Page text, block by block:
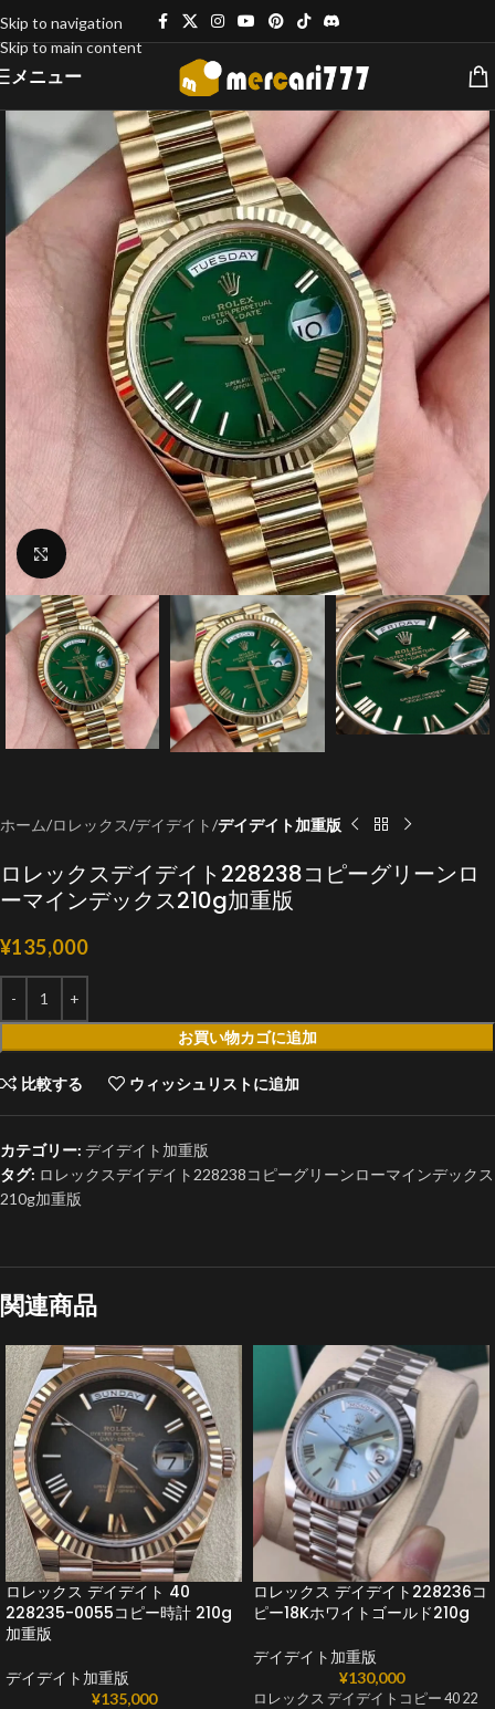
Skip to navigation
Skip to main content
メニュー
クリックで拡大
ホーム ロレックス デイデイト デイデイト加重版
ロレックスデイデイト228238コピーグリーンロ
ーマインデックス210g加重版
¥135,000
お買い物カゴに追加
比較する ウィッシュリストに追加
カテゴリー: デイデイト加重版
タグ: ロレックスデイデイト228238コピーグリーンローマインデックス
210g加重版
関連商品
ロレックス デイデイト 40
228235-0055コピー時計 210g
加重版
デイデイト加重版
¥135,000
ロレックス デイデイト228236コ
ピー18Kホワイトゴールド210g
デイデイト加重版
¥130,000
ロレックス デイデイトコピー 40 22